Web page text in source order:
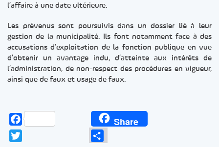
l’affaire à une date ultérieure.
Les prévenus sont poursuivis dans un dossier lié à leur
gestion de la municipalité. Ils font notamment face à des
accusations d’exploitation de la fonction publique en vue
d’obtenir un avantage indu, d’atteinte aux intérêts de
l’administration, de non-respect des procédures en vigueur,
ainsi que de faux et usage de faux.
Facebook Share
Partager